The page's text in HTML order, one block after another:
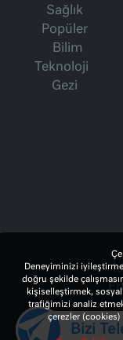
Sağlık
Popüler
Bilim
Teknoloji
Gezi
Deneyiminizi
doğru şekilde
kişiselleştirmek,
trafiğimizi analiz
çerezler (cookies)
Bizi